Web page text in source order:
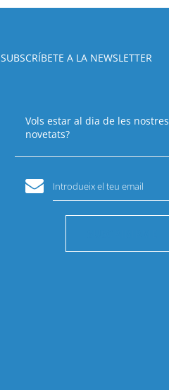
SUBSCRÍBETE A LA NEWSLETTER
Vols estar al dia de les nostres
novetats?
Introdueix el teu email